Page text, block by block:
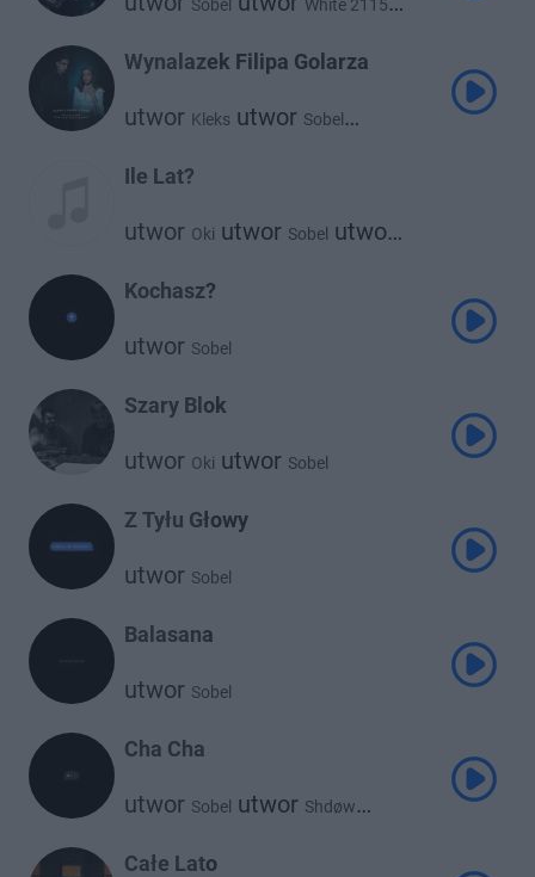
Sobel White 2115
Wynalazek Filipa Golarza
utwor Kleks utwor Sobel
Ile Lat?
utwor Oki utwor Sobel utwor
Kochasz?
utwor Sobel
Szary Blok
utwor Oki utwor Sobel
Z Tyłu Głowy
utwor Sobel
Balasana
utwor Sobel
Cha Cha
utwor Sobel utwor Shdøw
Całe Lato